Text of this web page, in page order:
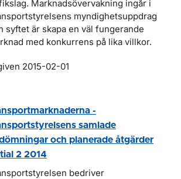
Marknadsövervakning ingår i
myndighetsuppdrag
syftet är skapa en väl fungerande
med konkurrens på lika villkor.
2015-02-01
-
samlade
och planerade åtgärder
2 2014
bedriver